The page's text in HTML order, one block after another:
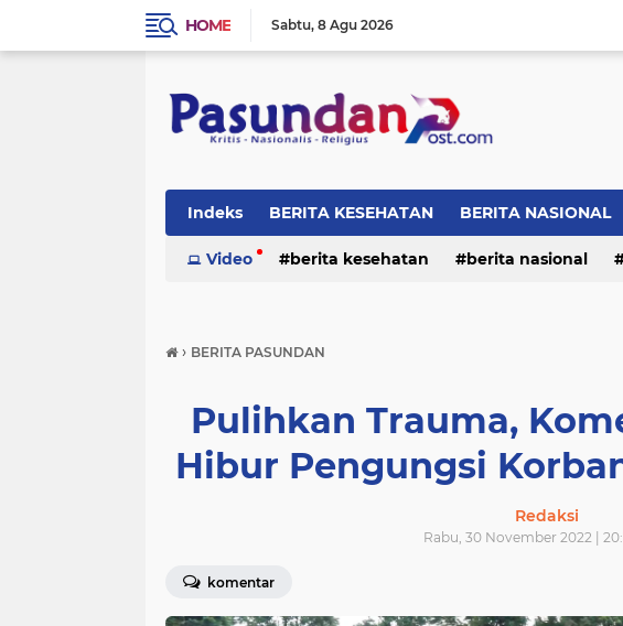
HOME Sabtu 8 Agu 2026
Indeks BERITA KESEHATAN BERITA NASIONAL
RELIGI
Video berita kesehatan berita nasional
› BERITA PASUNDAN
Pulihkan Trauma,
Hibur Pengungsi
Redaksi
Rabu, 30 November 2022 |
komentar